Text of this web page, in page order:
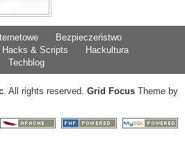
Bezpieczeństwo
Hacks & Scripts
Hackultura
Techblog
. All rights reserved. Grid Focus Theme by